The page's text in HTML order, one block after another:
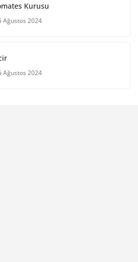
Kurusu
Ağustos 2024
Ağustos 2024